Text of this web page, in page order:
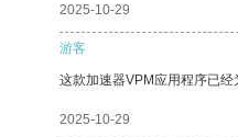
2025-10-29
游客
这款加速器VPM应用程序已经
2025-10-29